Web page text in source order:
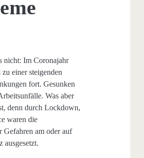
nicht: Im Coronajahr
einer steigenden
fort. Gesunken
Was aber
denn durch Lockdown,
waren die
Gefahren am oder auf
ausgesetzt.